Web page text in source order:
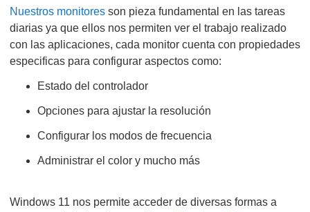
Nuestros monitores son pieza fundamental en las tareas
diarias ya que ellos nos permiten ver el trabajo realizado
con las aplicaciones, cada monitor cuenta con propiedades
especificas para configurar aspectos como:
Estado del controlador
Opciones para ajustar la resolución
Configurar los modos de frecuencia
Administrar el color y mucho más
Windows 11 nos permite acceder de diversas formas a